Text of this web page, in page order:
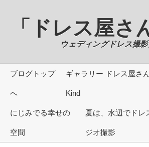
「ドレス屋
ウェディングドレス撮
ブログトップ
へ
ギャラリー ドレス屋さ
Kind
にじみでる幸せの
空間
夏は、水辺でドレ
ジオ撮影